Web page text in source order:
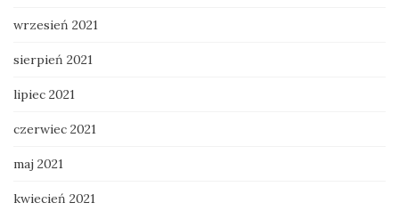
wrzesień 2021
sierpień 2021
lipiec 2021
czerwiec 2021
maj 2021
kwiecień 2021